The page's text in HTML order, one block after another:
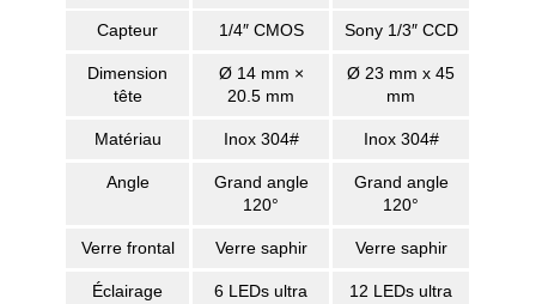
Capteur 1/4″ CMOS Sony 1/3″ CCD
Dimension
tête
Ø 14 mm ×
20.5 mm
Ø 23 mm x 45
mm
Matériau Inox 304# Inox 304#
Angle
Grand angle
120°
Grand angle
120°
Verre frontal Verre saphir Verre saphir
Éclairage 6 LEDs ultra 12 LEDs ultra